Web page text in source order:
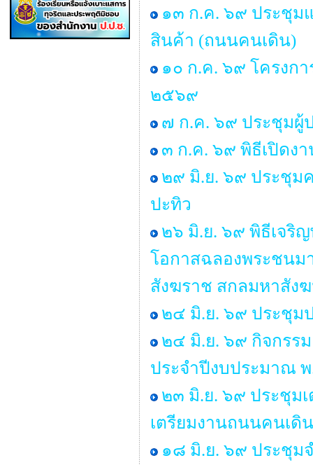
๑๓ ก.ค. ๖๙ ประชุม
สินค้า (ถนนคนเดิน)
๑๐ ก.ค. ๖๙ โครงก
๒๕๖๙
๗ ก.ค. ๖๙ ประชุมผู้
๓ ก.ค. ๖๙ พิธีเปิดงา
๒๙ มิ.ย. ๖๙ ประชุม
ปะทิว
๒๖ มิ.ย. ๖๙ พิธีเจริ
โอกาสฉลองพระชนม
สังฆราช สกลมหาสัง
๒๔ มิ.ย. ๖๙ ประชุม
๒๔ มิ.ย. ๖๙ กิจกรรม
ประจำปีงบประมาณ
๒๓ มิ.ย. ๖๙ ประชุม
เตรียมงานถนนคนเดิ
๑๘ มิ.ย. ๖๙ ประชุม